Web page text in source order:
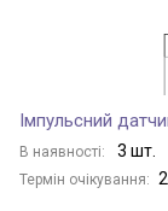
Імпульсний
В наявності: 3 шт.
Термін очікування: